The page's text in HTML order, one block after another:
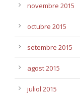
novembre 2015
octubre 2015
setembre 2015
agost 2015
juliol 2015